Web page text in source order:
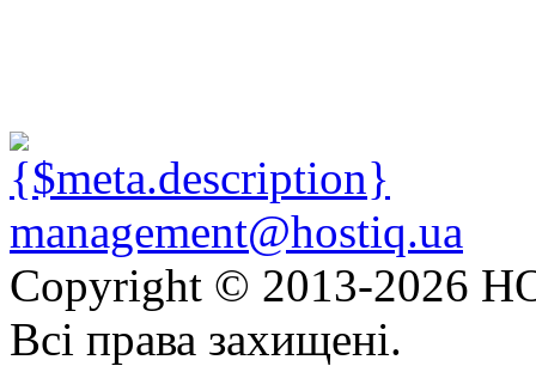
management@hostiq.ua
Copyright © 2013-2026
Всі права захищені.